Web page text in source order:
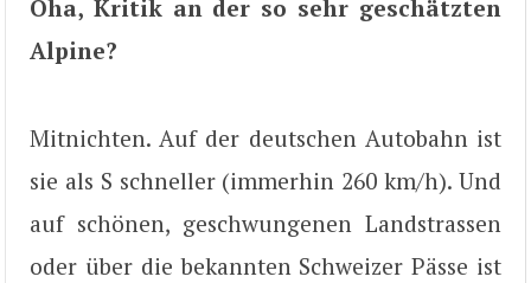
Oha, Kritik an der so sehr geschätzten
Alpine?
Mitnichten. Auf der deutschen Autobahn ist
sie als S schneller (immerhin 260 km/h). Und
auf schönen, geschwungenen Landstrassen
oder über die bekannten Schweizer Pässe ist